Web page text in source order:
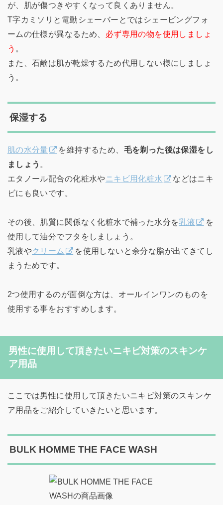
が、肌が傷つきやすくなって良くありません。
T字カミソリと電動シェーバーとではシェービングフォ
ームの仕様が異なるため、 必ず専用の物を使用しましょ
う 。
また、石鹸は肌が乾燥するため代用しない様にしましょ
う。
保湿する
肌の水分量 を維持するため、 毛を剃った後は保湿をし
ましょう 。
エタノール配合の化粧水やニキビ用化粧水
などはニキ
ビにも良いです。
その後、肌質に関係なく化粧水で補った水分を乳液
を
使用して油分でフタをしましょう。
乳液やクリーム
を使用しないと余分な脂が出てきてし
まうためです。
2つ使用するのが面倒な方は、オールインワンのものを
使用する事をおすすめします。
男性に使用して頂きたいニキビ対策のスキンケ
ア用品
ここでは男性に使用して頂きたいニキビ対策のスキンケ
ア用品をご紹介していきたいと思います。
BULK HOMME THE FACE WASH